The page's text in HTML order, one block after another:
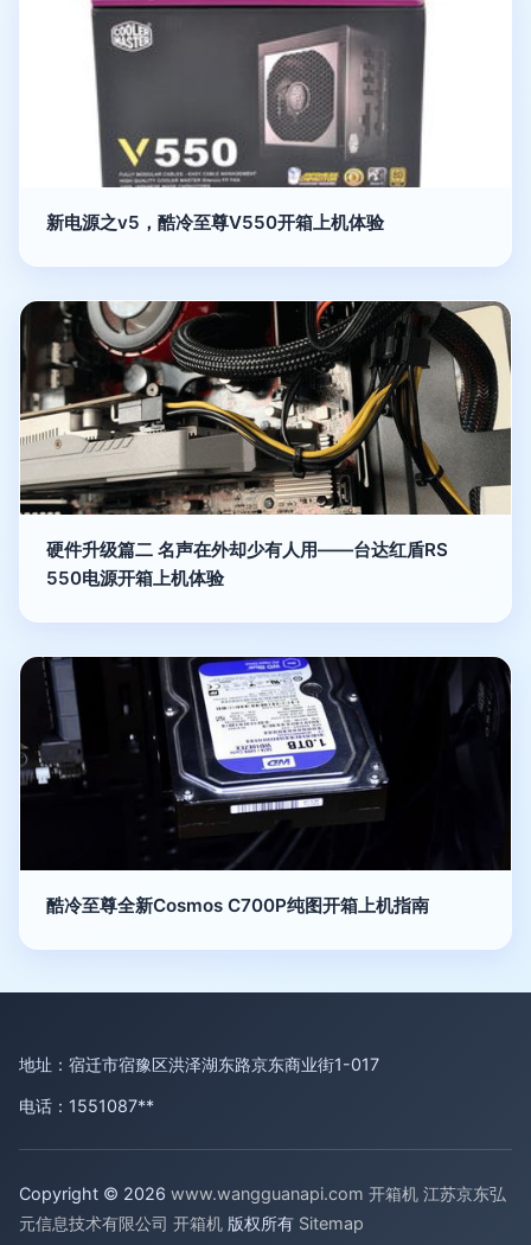
新电源之v5，酷冷至尊V550开箱上机体验
硬件升级篇二 名声在外却少有人用——台达红盾RS
550电源开箱上机体验
酷冷至尊全新Cosmos C700P纯图开箱上机指南
地址：宿迁市宿豫区洪泽湖东路京东商业街1-017
电话：1551087**
Copyright © 2026 www.wangguanapi.com 开箱机 江苏京东弘
元信息技术有限公司 开箱机 版权所有 Sitemap